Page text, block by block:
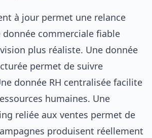
à jour permet une relance
commerciale fiable
plus réaliste. Une donnée
permet de suivre
donnée RH centralisée facilite
humaines. Une
reliée aux ventes permet de
produisent réellement